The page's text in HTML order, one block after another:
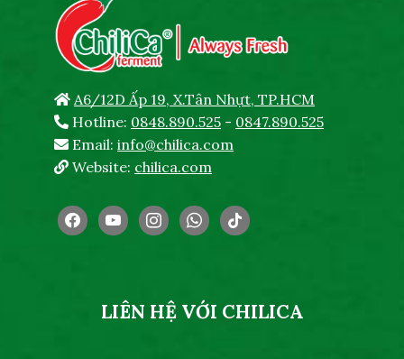
A6/12D Ấp 19, X.Tân Nhựt, TP.HCM
Hotline: 0848.890.525 - 0847.890.525
Email: info@chilica.com
Website: chilica.com
facebookyoutubeinstagramwhatsapp
tiktok
LIÊN HỆ VỚI CHILICA